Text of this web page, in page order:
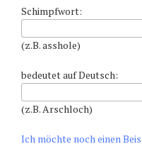
Schimpfwort:
(z.B. asshole)
bedeutet auf Deutsch:
(z.B. Arschloch)
Ich möchte noch einen